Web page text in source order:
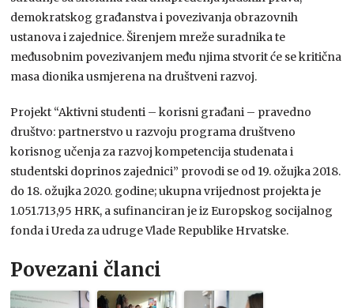
demokratskog građanstva i povezivanja obrazovnih
ustanova i zajednice. Širenjem mreže suradnika te
međusobnim povezivanjem među njima stvorit će se kritična
masa dionika usmjerena na društveni razvoj.
Projekt “Aktivni studenti – korisni građani – pravedno
društvo: partnerstvo u razvoju programa društveno
korisnog učenja za razvoj kompetencija studenata i
studentski doprinos zajednici” provodi se od 19. ožujka 2018.
do 18. ožujka 2020. godine; ukupna vrijednost projekta je
1.051.713,95 HRK, a sufinanciran je iz Europskog socijalnog
fonda i Ureda za udruge Vlade Republike Hrvatske.
Povezani članci